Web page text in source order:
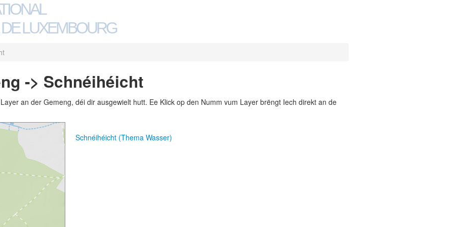
LUXEMBOURG
-> Schnéihéicht
an der Gemeng, déi dir ausgewielt hutt. Ee Klick op den Numm vum Layer brëngt Iech direkt an de
Schnéihéicht (Thema Wasser)